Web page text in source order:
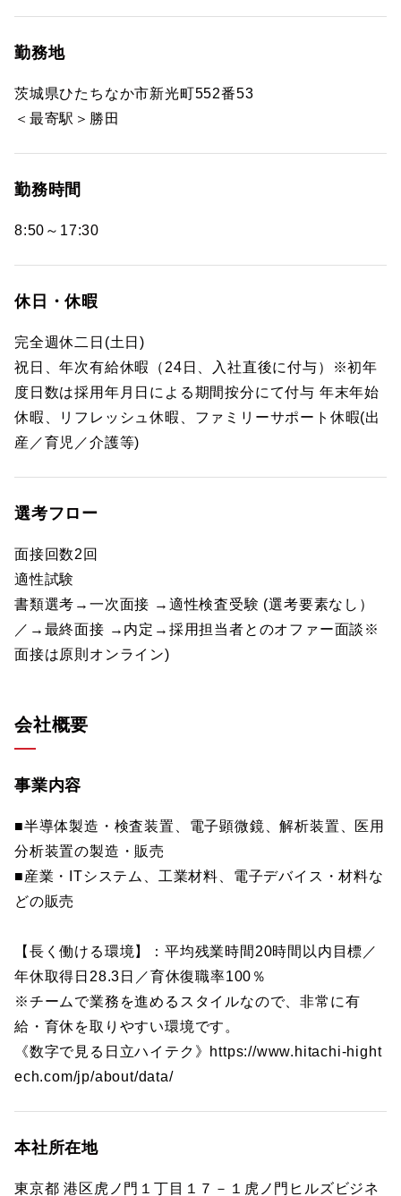
勤務地
茨城県ひたちなか市新光町552番53
＜最寄駅＞勝田
勤務時間
8:50～17:30
休日・休暇
完全週休二日(土日)
祝日、年次有給休暇（24日、入社直後に付与）※初年
度日数は採用年月日による期間按分にて付与 年末年始
休暇、リフレッシュ休暇、ファミリーサポート休暇(出
産／育児／介護等)
選考フロー
面接回数2回
適性試験
書類選考→一次面接 →適性検査受験 (選考要素なし）
／→最終面接 →内定→採用担当者とのオファー面談※
面接は原則オンライン)
会社概要
事業内容
■半導体製造・検査装置、電子顕微鏡、解析装置、医用
分析装置の製造・販売
■産業・ITシステム、工業材料、電子デバイス・材料な
どの販売
【長く働ける環境】：平均残業時間20時間以内目標／
年休取得日28.3日／育休復職率100％
※チームで業務を進めるスタイルなので、非常に有
給・育休を取りやすい環境です。
《数字で見る日立ハイテク》https://www.hitachi-hight
ech.com/jp/about/data/
本社所在地
東京都 港区虎ノ門１丁目１７－１虎ノ門ヒルズビジネ